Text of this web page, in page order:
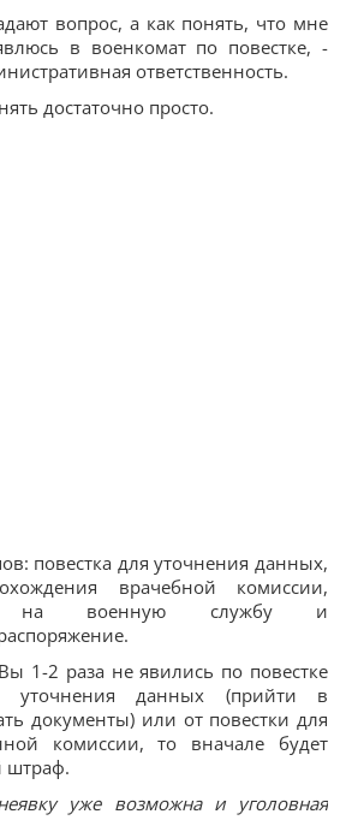
вопрос, а как понять, что мне
в военкомат по повестке, -
ответственность.
достаточно просто.
повестка для уточнения данных,
врачебной комиссии,
на военную службу и
1-2 раза не явились по повестке
уточнения данных (прийти в
документы) или от повестки для
комиссии, то вначале будет
штраф.
уже возможна и уголовная